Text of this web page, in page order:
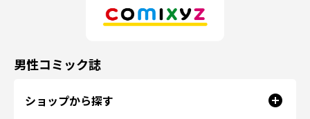
男性コミック誌
ショップから探す